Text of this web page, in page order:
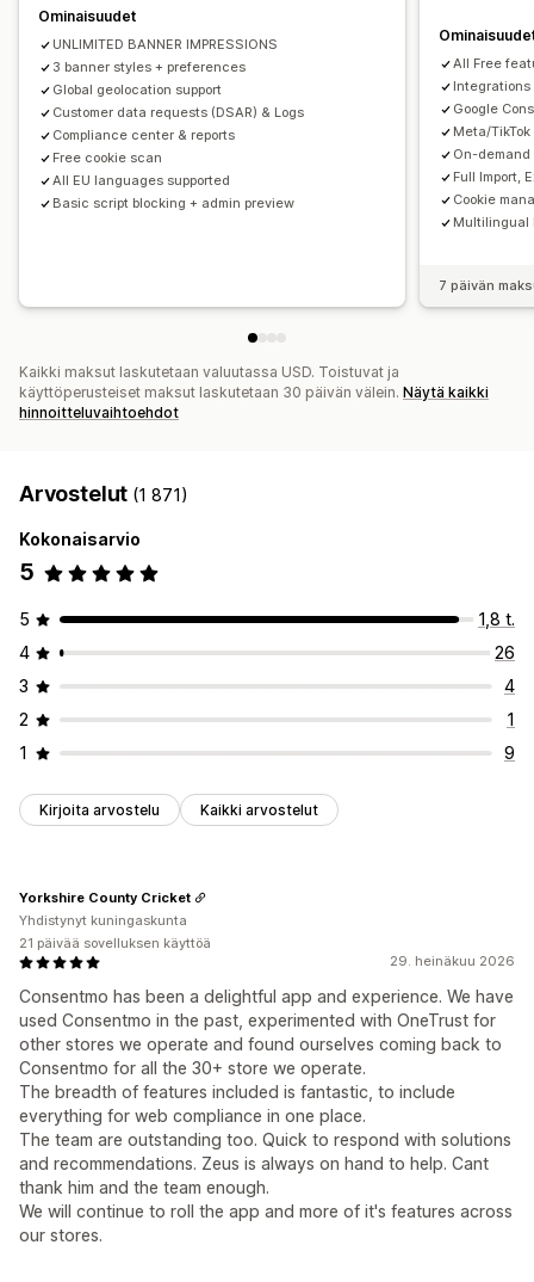
Suostumuksen vanheneminen
Tietojen hallinnointi
Käytäntöjen muodostin
Sääntely
APA-NZPA
APPI CCPA CPRA CTDPA
FADP
GDPR LGPD PDPA
Ominaisuudet
UNLIMITED BANNER IMPRESSIONS
3 banner styles + preferences
Global geolocation support
Customer data requests (DSAR) & Logs
Compliance center & reports
Free cookie scan
All EU languages supported
Basic script blocking + admin preview
All Free
Google
Meta/TikTok
On-
Full Import,
Cookie
Multilingual
7 päivän
Kaikki maksut laskutetaan valuutassa USD. Toistuvat ja
käyttöperusteiset maksut laskutetaan 30 päivän välein. Näytä kaikki
hinnoitteluvaihtoehdot
Arvostelut (1 871)
Kokonaisarvio
5
5
1,8 t.
4
26
3
4
2
1
1
9
Kirjoita arvostelu Kaikki arvostelut
29. heinäkuu 2026
Consentmo has been a delightful app and experience. We have
used Consentmo in the past, experimented with OneTrust for
other stores we operate and found ourselves coming back to
Consentmo for all the 30+ store we operate.
The breadth of features included is fantastic, to include
everything for web compliance in one place.
The team are outstanding too. Quick to respond with solutions
and recommendations. Zeus is always on hand to help. Cant
thank him and the team enough.
We will continue to roll the app and more of it's features across
our stores.
Yorkshire County Cricket
Yhdistynyt kuningaskunta
21 päivää sovelluksen käyttöä